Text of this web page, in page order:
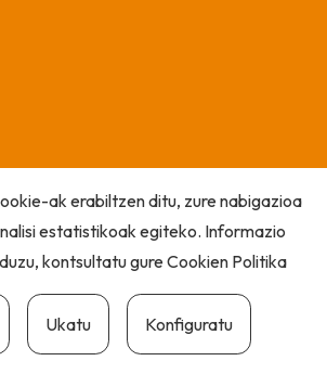
ak erabiltzen ditu, zure nabigazioa
estatistikoak egiteko. Informazio
kontsultatu gureCookien Politika
Ukatu Konfiguratu